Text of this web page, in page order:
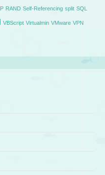
RAND Self-Referencing split SQL
VBScript Virtualmin VMware VPN